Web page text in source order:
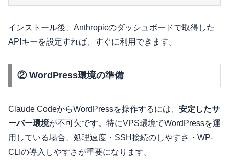
インストール後、Anthropicのダッシュボードで取得した
APIキーを設定すれば、すぐに利用できます。
② WordPress環境の準備
Claude CodeからWordPressを操作するには、 安定したサ
ーバー環境が不可欠です。特にVPS環境でWordPressを運
用している場合、処理速度・SSH接続のしやすさ・WP-
CLIの導入しやすさが重要になります。